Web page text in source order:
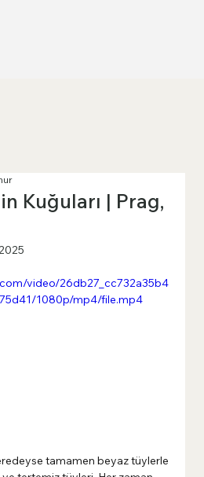
Kuğuları | Prag,
video/26db27_cc732a35b4
1080p/mp4/file.mp4
tamamen beyaz tüylerle